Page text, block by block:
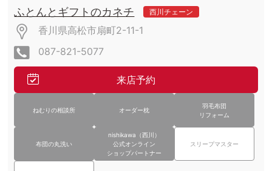
ふとんとギフトのカネチ 西川チェーン
香川県高松市扇町2-11-1
087-821-5077
来店予約
ねむりの相談所 オーダー枕
羽毛布団
リフォーム
布団の丸洗い
nishikawa（西川）
公式オンライン
ショップパートナー
スリープマスター